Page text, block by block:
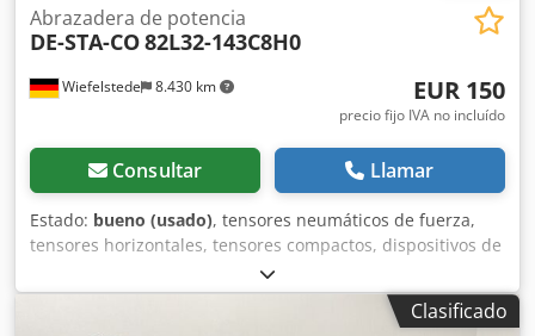
Wiefelstede 8.430 km
Abrazadera de potencia
DE-STA-CO82L32-143C8H0
EUR 150
precio fijo IVA no incluído
Consultar Llamar
Estado: bueno (usado), tensores neumáticos de fuerza,
tensores horizontales, tensores compactos, dispositivos de
sujeción, tensores neumáticos de fuerza Dedpfx Aksb A H
E Ijkjkr -Tipo: 82L32-143C8H0 -Cantidad: 4 unidades
disponibles -Precio: por unidad -Peso: 2,1 kg/unidadClasificado